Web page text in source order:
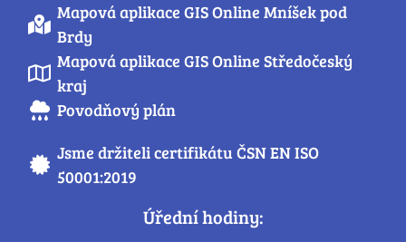
Mapová aplikace GIS Online Mníšek pod
Brdy
Mapová aplikace GIS Online Středočeský
kraj
Povodňový plán
Jsme držiteli certifikátu ČSN EN ISO
50001:2019
Úřední hodiny: